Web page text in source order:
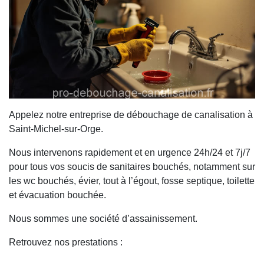
Appelez notre entreprise de débouchage de canalisation à
Saint-Michel-sur-Orge.
Nous intervenons rapidement et en urgence 24h/24 et 7j/7
pour tous vos soucis de sanitaires bouchés, notamment sur
les wc bouchés, évier, tout à l’égout, fosse septique, toilette
et évacuation bouchée.
Nous sommes une société d’assainissement.
Retrouvez nos prestations :